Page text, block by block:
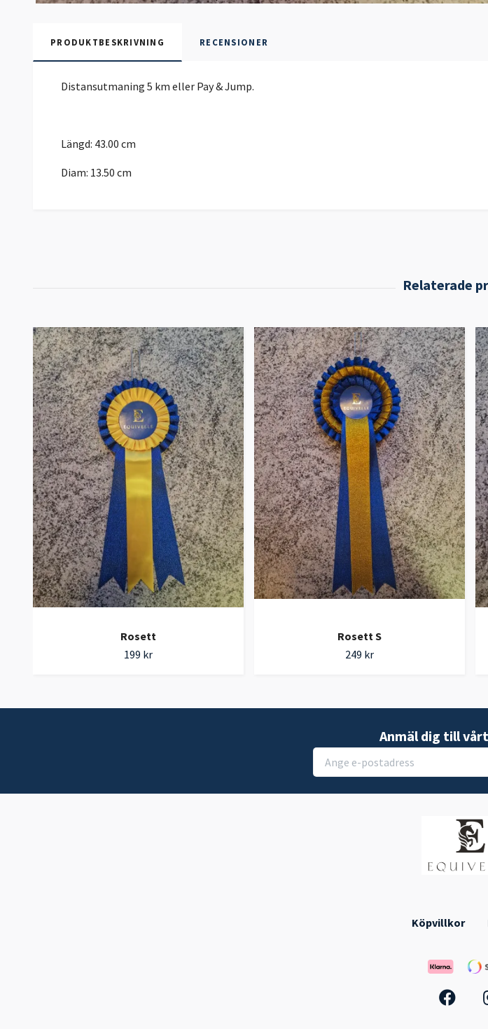
PRODUKTBESKRIVNING RECENSIONER
Distansutmaning 5 km eller Pay & Jump.
Längd: 43.00 cm
Diam: 13.50 cm
Rosett
199 kr
Rosett S
249 kr
Anmäl dig till
Köpvillkor